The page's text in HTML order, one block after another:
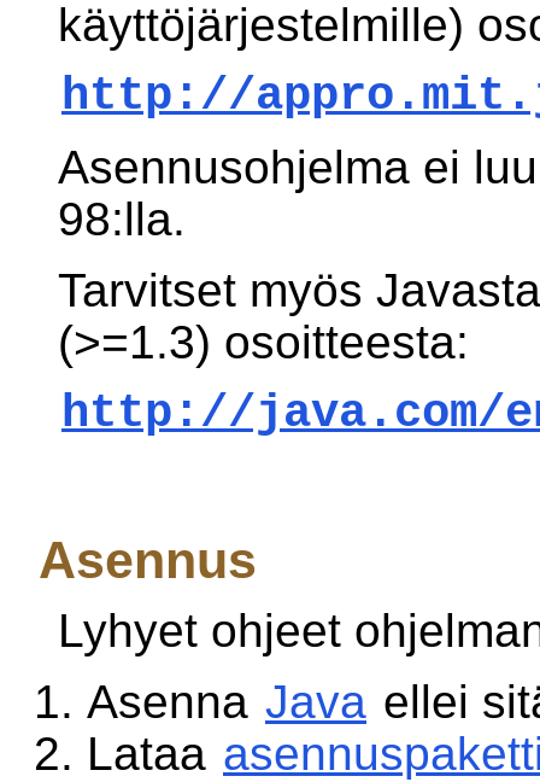
käyttöjärjestelmille)
http://
Asennusohjelma ei
98:lla.
Tarvitset myös
(>=1.3) osoitteesta:
http://java.com/
Asennus
Lyhyet ohjeet
Asenna Java ellei
Lataa